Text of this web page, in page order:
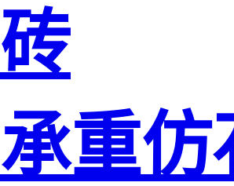
砖
承重仿